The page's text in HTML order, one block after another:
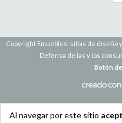
Al navegar por este sitio
Copyright Emuebles: sillas de diseño
Defensa de las y los
Botón